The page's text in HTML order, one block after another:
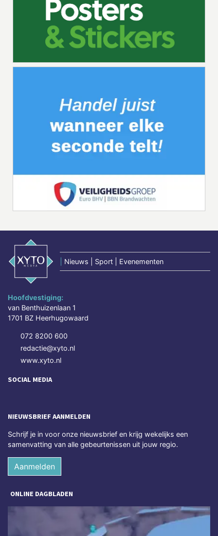
Nieuws | Sport | Evenementen
Hoofdvestiging:
van Benthuizenlaan 1
1701 BZ Heerhugowaard
072 8200 600
redactie@xyto.nl
www.xyto.nl
SOCIAL MEDIA
NIEUWSBRIEF AANMELDEN
Schrijf je in voor onze nieuwsbrief en krijg wekelijks een
samenvatting van alle gebeurtenissen uit jouw regio.
Aanmelden
ONLINE DAGBLADEN